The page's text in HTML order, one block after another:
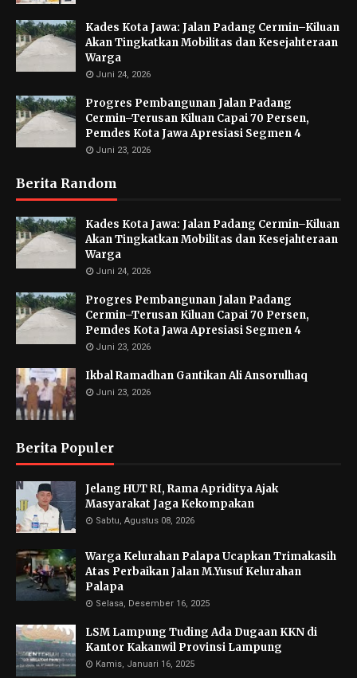
Kades Kota Jawa: Jalan Padang Cermin–Kiluan
Akan Tingkatkan Mobilitas dan Kesejahteraan
Warga
Juni 24, 2026
Progres Pembangunan Jalan Padang
Cermin–Terusan Kiluan Capai 70 Persen,
Pemdes Kota Jawa Apresiasi Segmen 4
Juni 23, 2026
Berita Random
Kades Kota Jawa: Jalan Padang Cermin–Kiluan
Akan Tingkatkan Mobilitas dan Kesejahteraan
Warga
Juni 24, 2026
Progres Pembangunan Jalan Padang
Cermin–Terusan Kiluan Capai 70 Persen,
Pemdes Kota Jawa Apresiasi Segmen 4
Juni 23, 2026
Ikbal Ramadhan Gantikan Ali Ansorulhaq
Juni 23, 2026
Berita Populer
Jelang HUT RI, Rama Apriditya Ajak
Masyarakat Jaga Kekompakan
Sabtu, Agustus 08, 2026
Warga Kelurahan Palapa Ucapkan Trimakasih
Atas Perbaikan Jalan M.Yusuf Kelurahan
Palapa
Selasa, Desember 16, 2025
LSM Lampung Tuding Ada Dugaan KKN di
Kantor Kakanwil Provinsi Lampung
Kamis, Januari 16, 2025